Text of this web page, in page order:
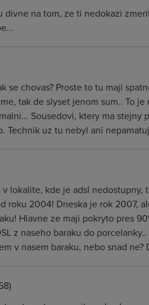
na tom, ze ti nedokazi
se chovas? Proste to tu maji
tak de slyset jenom sum.. To
Sousedovi, ktery ma
Technik uz tu nebyl ani
lokalite, kde je adsl
roku 2004! Dneska je rok 2007,
Hlavne ze maji pokryto pres
z naseho baraku do
v nasem baraku, nebo snad